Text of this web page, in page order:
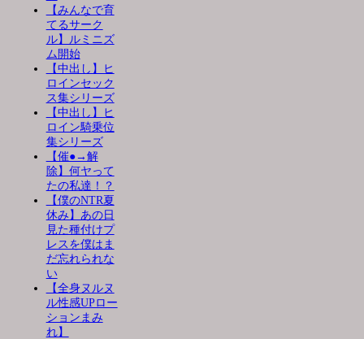
【みんなで育
てるサーク
ル】ルミニズ
ム開始
【中出し】ヒ
ロインセック
ス集シリーズ
【中出し】ヒ
ロイン騎乗位
集シリーズ
【催●→解
除】何ヤって
たの私達！？
【僕のNTR夏
休み】あの日
見た種付けプ
レスを僕はま
だ忘れられな
い
【全身ヌルヌ
ル性感UPロー
ションまみ
れ】